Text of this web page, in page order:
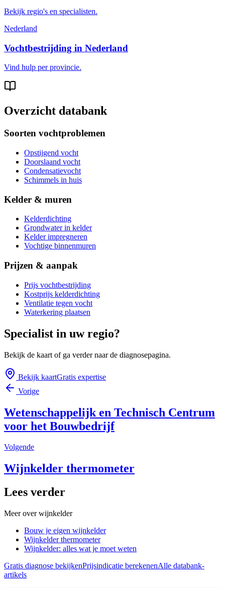
Bekijk regio's en specialisten.
Nederland
Vochtbestrijding in Nederland
Vind hulp per provincie.
Overzicht databank
Soorten vochtproblemen
Opstijgend vocht
Doorslaand vocht
Condensatievocht
Schimmels in huis
Kelder & muren
Kelderdichting
Grondwater in kelder
Kelder impregneren
Vochtige binnenmuren
Prijzen & aanpak
Prijs vochtbestrijding
Kostprijs kelderdichting
Ventilatie tegen vocht
Waterkering plaatsen
Specialist in uw regio?
Bekijk de kaart of ga verder naar de diagnosepagina.
Bekijk kaartGratis expertise
Vorige
Wetenschappelijk en Technisch Centrum
voor het Bouwbedrijf
Volgende
Wijnkelder thermometer
Lees verder
Meer overwijnkelder
Bouw je eigen wijnkelder
Wijnkelder thermometer
Wijnkelder: alles wat je moet weten
Gratis diagnose bekijkenPrijsindicatie berekenenAlle databank-
artikels